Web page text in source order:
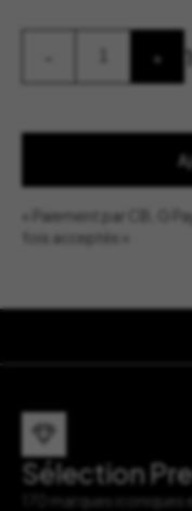
quantité
Bordallo
+
« Paiement par CB, G
fois acceptés »
Sélection
170 marques